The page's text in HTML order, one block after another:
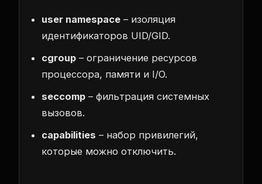
user namespace – изоляция
идентификаторов UID/GID.
cgroup – ограничение ресурсов
процессора, памяти и I/O.
seccomp – фильтрация системных
вызовов.
capabilities – набор привилегий,
которые можно отключить.